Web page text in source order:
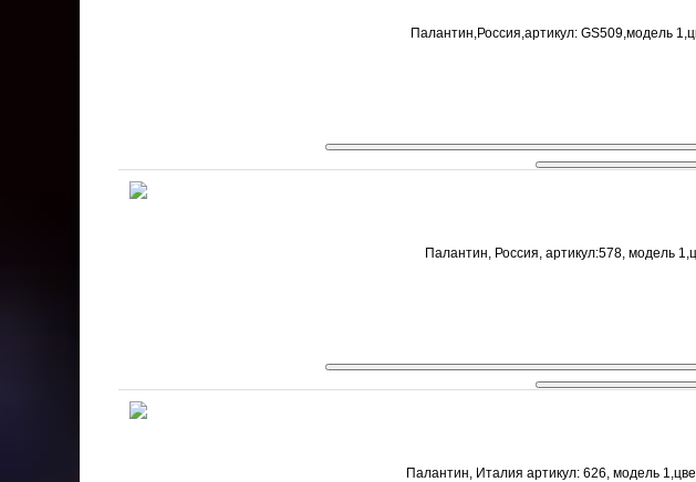
Палантин,Россия,артикул: GS509,модель
Палантин, Россия, артикул:578, модель
Палантин, Италия артикул: 626, модель